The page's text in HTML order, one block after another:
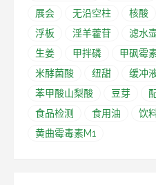
展会
无沿空柱 核酸
浮板
淫羊藿苷 滤水
生姜
甲拌磷 甲砜霉
米酵菌酸
纽甜 缓冲
苯甲酸山梨酸
豆芽
食品检测
食用油 饮
黄曲霉毒素M1